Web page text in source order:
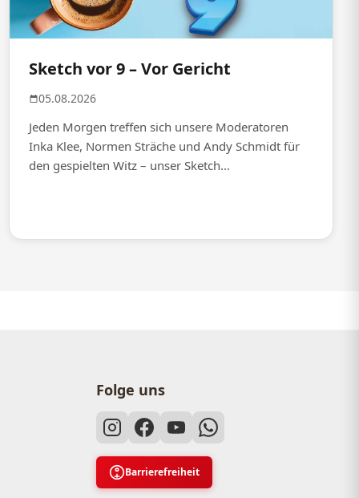
Sketch vor 9 – Vor Gericht
05.08.2026
Jeden Morgen treffen sich unsere Moderatoren
Inka Klee, Normen Sträche und Andy Schmidt für
den gespielten Witz – unser Sketch...
Folge uns
Barrierefreiheit